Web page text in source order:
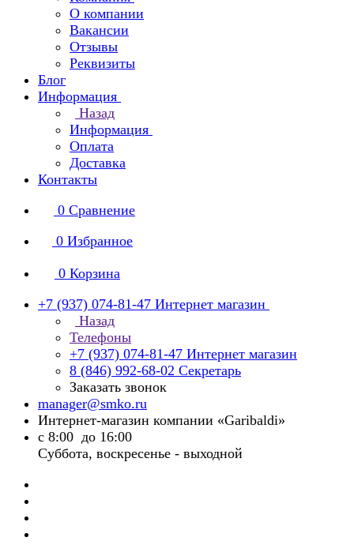
О компании
Вакансии
Отзывы
Реквизиты
Блог
Информация
Назад
Информация
Оплата
Доставка
Контакты
0 Сравнение
0 Избранное
0 Корзина
+7 (937) 074-81-47 Интернет магазин
Назад
Телефоны
+7 (937) 074-81-47 Интернет магазин
8 (846) 992-68-02 Секретарь
Заказать звонок
manager@smko.ru
Интернет-магазин компании «Garibaldi»
с 8:00 до 16:00
Суббота, воскресенье - выходной